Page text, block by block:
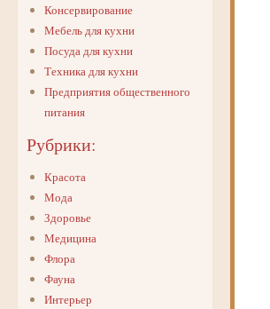
Консервирование
Мебель для кухни
Посуда для кухни
Техника для кухни
Предприятия общественного
питания
Рубрики:
Красота
Мода
Здоровье
Медицина
Флора
Фауна
Интерьер